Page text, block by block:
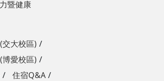
暨健康
大校區)
愛校區)
住宿Q&A